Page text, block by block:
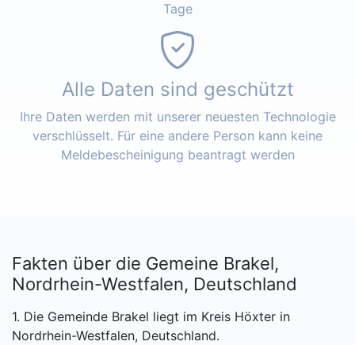
Tage
Alle Daten sind geschützt
Ihre Daten werden mit unserer neuesten Technologie
verschlüsselt. Für eine andere Person kann keine
Meldebescheinigung beantragt werden
Fakten über die Gemeine Brakel,
Nordrhein-Westfalen, Deutschland
1. Die Gemeinde Brakel liegt im Kreis Höxter in
Nordrhein-Westfalen, Deutschland.